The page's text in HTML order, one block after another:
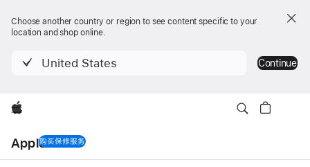
Choose another country or region to see content specific to your
location and shop online.
United States Continue
Apple
AppleCare
购买保修服务